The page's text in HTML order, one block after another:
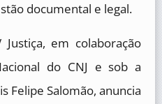
documental e legal.
em colaboração
do CNJ e sob a
Felipe Salomão, anuncia